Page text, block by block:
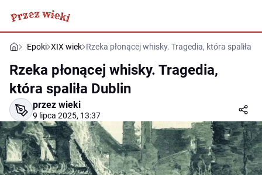
Epoki XIX wiek Rzeka płonącej whisky. Tragedia, która spaliła
Rzeka płonącej whisky. Tragedia,
która spaliła Dublin
przez wieki
9 lipca 2025, 13:37